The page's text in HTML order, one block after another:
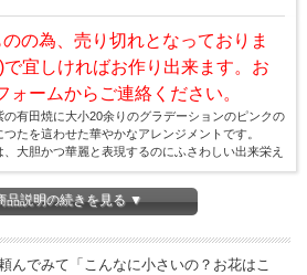
の為、売り切れとなっておりま
宜しければお作り出来ます。お
ォームからご連絡ください。
有田焼に大小20余りのグラデーションのピンクの
たを這わせた華やかなアレンジメントです。
大胆かつ華麗と表現するのにふさわしい出来栄え
、圧倒的な存在感はとにかく豪華の一言です。和風
ザーブドフラワーアレンジメントです。
品説明の続きを見る ▼
んでみて「こんなに小さいの？お花はこ